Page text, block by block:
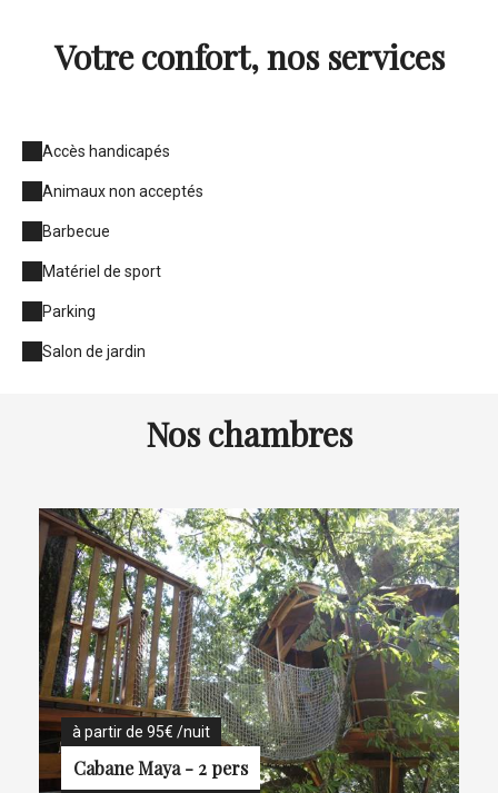
Votre confort, nos services
Accès handicapés
Animaux non acceptés
Barbecue
Matériel de sport
Parking
Salon de jardin
Nos chambres
à partir de 95€ /nuit
Cabane Maya - 2 pers